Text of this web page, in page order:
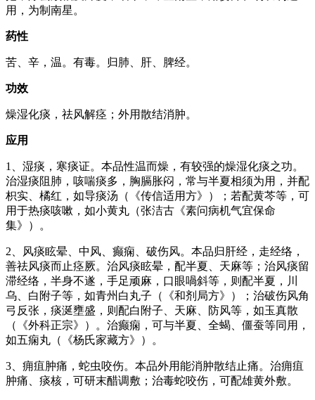
用，为制南星。
药性
苦、辛，温。有毒。归肺、肝、脾经。
功效
燥湿化痰，祛风解痉；外用散结消肿。
应用
1、湿痰，寒痰证。本品性温而燥，有较强的燥湿化痰之功。
治湿痰阻肺，咳喘痰多，胸膈胀闷，常与半夏相须为用，并配
枳实、橘红，如导痰汤（《传信适用方》）；若配黄芩等，可
用于热痰咳嗽，如小黄丸（张洁古《素问病机气宜保命
集》）。
2、风痰眩晕、中风、癫痫、破伤风。本品归肝经，走经络，
善祛风痰而止痉厥。治风痰眩晕，配半夏、天麻等；治风痰留
滞经络，半身不遂，手足顽麻，口眼喎斜等，则配半夏，川
乌、白附子等，如青州白丸子（《和剂局方》）；治破伤风角
弓反张，痰涎壅盛，则配白附子、天麻、防风等，如玉真散
（《外科正宗》）。治癫痫，可与半夏、全蝎、僵蚕等同用，
如五痫丸（《杨氏家藏方》）。
3、痈疽肿痛，蛇虫咬伤。本品外用能消肿散结止痛。治痈疽
肿痛、痰核，可研末醋调敷；治毒蛇咬伤，可配雄黄外敷。